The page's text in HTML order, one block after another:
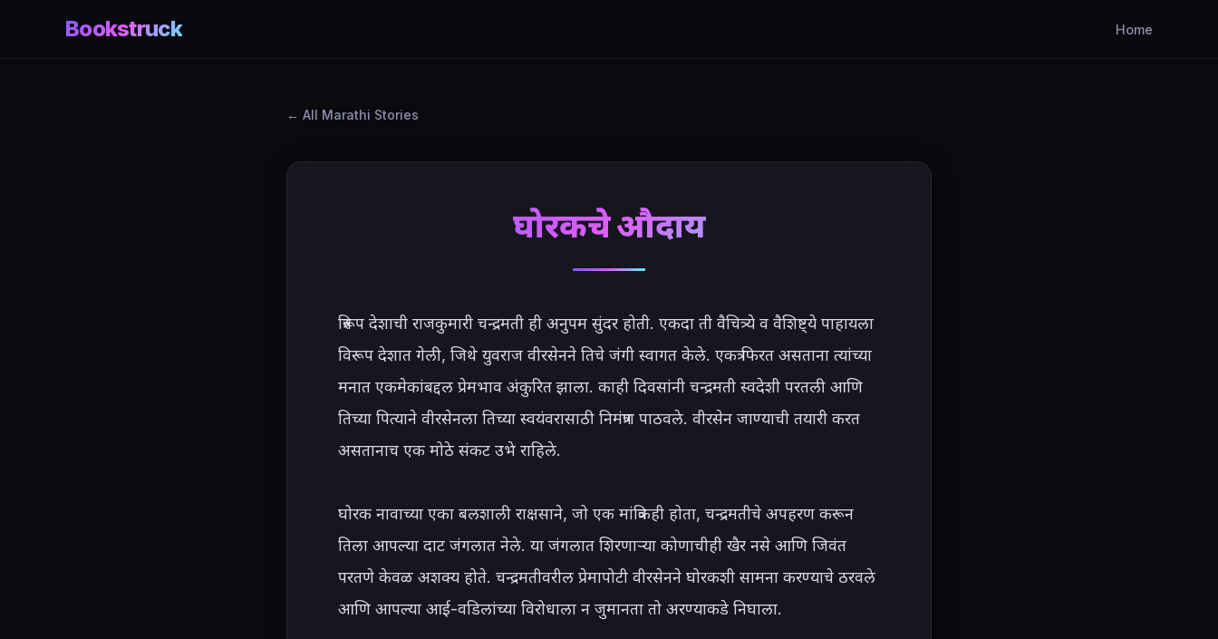
Bookstruck Home
All Marathi Stories
घोरकचे औदार्य
त्रिरूप देशाची राजकुमारी चन्द्रमती ही अनुपम सुंदर होती. एकदा ती वैचित्र्ये व वैशिष्ट्ये पाहायला
विरूप देशात गेली, जिथे युवराज वीरसेनने तिचे जंगी स्वागत केले. एकत्र फिरत असताना त्यांच्या
मनात एकमेकांबद्दल प्रेमभाव अंकुरित झाला. काही दिवसांनी चन्द्रमती स्वदेशी परतली आणि
तिच्या पित्याने वीरसेनला तिच्या स्वयंवरासाठी निमंत्रण पाठवले. वीरसेन जाण्याची तयारी करत
असतानाच एक मोठे संकट उभे राहिले.
घोरक नावाच्या एका बलशाली राक्षसाने, जो एक मांत्रिकही होता, चन्द्रमतीचे अपहरण करून
तिला आपल्या दाट जंगलात नेले. या जंगलात शिरणाऱ्या कोणाचीही खैर नसे आणि जिवंत
परतणे केवळ अशक्य होते. चन्द्रमतीवरील प्रेमापोटी वीरसेनने घोरकशी सामना करण्याचे ठरवले
आणि आपल्या आई-वडिलांच्या विरोधाला न जुमानता तो अरण्याकडे निघाला.